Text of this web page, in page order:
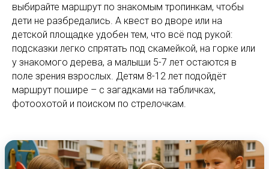
выбирайте маршрут по знакомым тропинкам, чтобы
дети не разбредались. А квест во дворе или на
детской площадке удобен тем, что всё под рукой:
подсказки легко спрятать под скамейкой, на горке или
у знакомого дерева, а малыши 5-7 лет остаются в
поле зрения взрослых. Детям 8-12 лет подойдёт
маршрут пошире – с загадками на табличках,
фотоохотой и поиском по стрелочкам.